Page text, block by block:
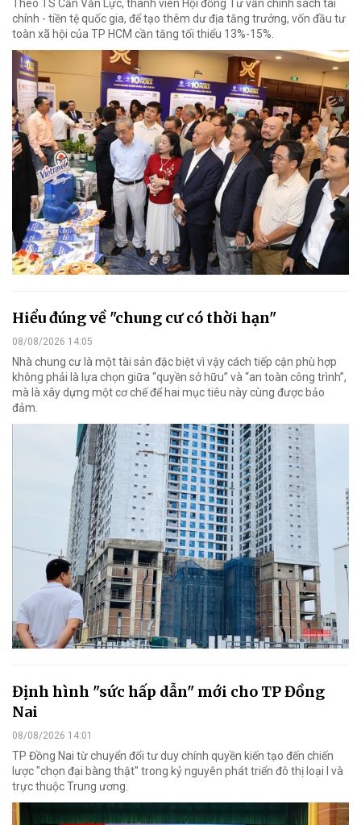
Theo TS Cấn Văn Lực, thành viên Hội đồng Tư vấn chính sách tài
chính - tiền tệ quốc gia, để tạo thêm dư địa tăng trưởng, vốn đầu tư
toàn xã hội của TP HCM cần tăng tối thiểu 13%-15%.
Hiểu đúng về "chung cư có thời hạn"
08/08/2026 14:05
Nhà chung cư là một tài sản đặc biệt vì vậy cách tiếp cận phù hợp
không phải là lựa chọn giữa “quyền sở hữu” và “an toàn công trình”,
mà là xây dựng một cơ chế để hai mục tiêu này cùng được bảo
đảm.
Định hình "sức hấp dẫn" mới cho TP Đồng
Nai
08/08/2026 14:01
TP Đồng Nai từ chuyển đổi tư duy chính quyền kiến tạo đến chiến
lược "chọn đại bàng thật" trong kỷ nguyên phát triển đô thị loại I và
trực thuộc Trung ương.